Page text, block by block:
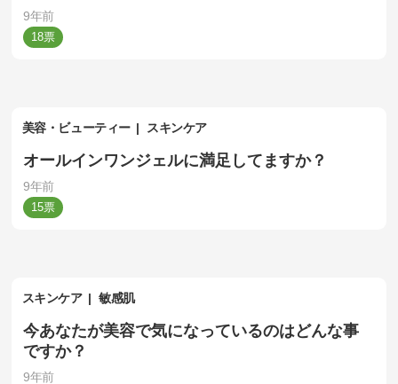
9年前
18
美容・ビューティー スキンケア
オールインワンジェルに満足してますか？
9年前
15
スキンケア 敏感肌
今あなたが美容で気になっているのはどんな事
ですか？
9年前